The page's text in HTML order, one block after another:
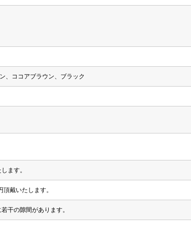
、ココアブラウン、ブラック
ます。
戴いたします。
干の隙間があります。